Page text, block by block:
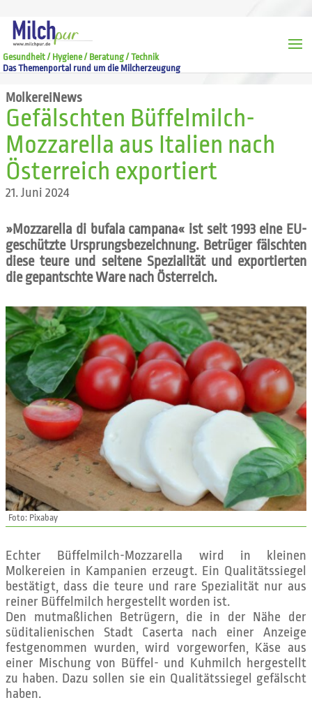
Gesundheit / Hygiene / Beratung / Technik
Das Themenportal rund um die Milcherzeugung
MolkereiNews
Gefälschten Büffelmilch-
Mozzarella aus Italien nach
Österreich exportiert
21. Juni 2024
»Mozzarella di bufala campana« ist seit 1993 eine EU-
geschützte Ursprungsbezeichnung. Betrüger fälschten
diese teure und seltene Spezialität und exportierten
die gepantschte Ware nach Österreich.
Foto: Pixabay
Echter Büffelmilch-Mozzarella wird in kleinen
Molkereien in Kampanien erzeugt. Ein Qualitätssiegel
bestätigt, dass die teure und rare Spezialität nur aus
reiner Büffelmilch hergestellt worden ist.
Den mutmaßlichen Betrügern, die in der Nähe der
süditalienischen Stadt Caserta nach einer Anzeige
festgenommen wurden, wird vorgeworfen, Käse aus
einer Mischung von Büffel- und Kuhmilch hergestellt
zu haben. Dazu sollen sie ein Qualitätssiegel gefälscht
haben.